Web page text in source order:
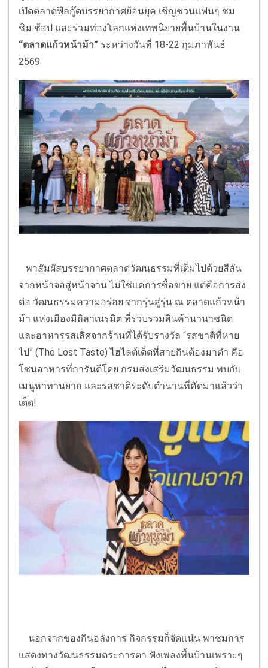
เปิดตลาดฟีลกู๊ดบรรยากาศย้อนยุค เชิญชวนแฟนๆ ชม
ชิม ช้อป และร่วมท่องโลกแห่งเทพนิยายพื้นบ้านในงาน
“ตลาดแก้วหน้าม้า” ระหว่างวันที่ 18-22 กุมภาพันธ์
2569
พาสัมผัสบรรยากาศตลาดวัฒนธรรมที่เต็มไปด้วยสีสัน
จากหน้าจอสู่หน้าจาน ไม่ใช่แค่การซื้อขาย แต่คือการส่ง
ต่อ วัฒนธรรมความอร่อย จากรุ่นสู่รุ่น ณ ตลาดแก้วหน้า
ม้า แห่งเมืองมิถิลาเนรมิต ที่รวบรวมสินค้านานาชนิด
และอาหารรสเลิศจากร้านที่ได้รับรางวัล “รสชาติที่หาย
ไป” (The Lost Taste) ไฮไลต์เด็ดที่สายกินต้องมาตำ คือ
โซนอาหารที่การันตีโดย กรมส่งเสริมวัฒนธรรม พบกับ
เมนูหาทานยาก และรสชาติระดับตำนานที่คัดมาแล้วว่า
เด็ด!
นอกจากของกินอลังการ กิจกรรมก็จัดแน่น พาชมการ
แสดงทางวัฒนธรรมตระการตา ฟังเพลงพื้นบ้านเพราะๆ